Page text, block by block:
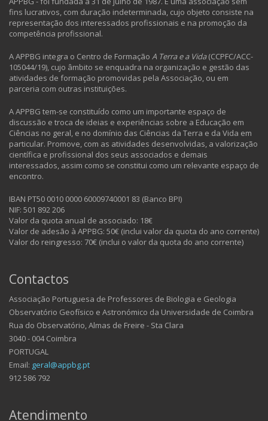
fins lucrativos, com duração indeterminada, cujo objeto consiste na
representação dos interessados profissionais e na promoção da
competência profissional.
A APPBG integra o Centro de Formação A Terra e a Vida(CCPFC/ACC-
105044/19), cujo âmbito se enquadra na organização e gestão das
atividades de formação promovidas pela Associação, ou em
parceria com outras instituições.
A APPBG tem-se constituído como um importante espaço de
discussão e troca de ideias e experiências sobre a Educação em
Ciências no geral, e no domínio das Ciências da Terra e da Vida em
particular. Promove, com as atividades desenvolvidas, a valorização
científica e profissional dos seus associados e demais
interessados, assim como se constitui como um relevante espaço de
encontro.
IBAN PT50 0010 0000 60009740001 83 (Banco BPI)
NIF: 501 892 206
Valor da quota anual de associado: 18€
Valor de adesão à APPBG: 50€ (inclui valor da quota do ano corrente)
Valor do reingresso: 70€ (inclui o valor da quota do ano corrente)
Contactos
Associação Portuguesa de Professores de Biologia e Geologia
Observatório Geofísico e Astronómico da Universidade de Coimbra
Rua do Observatório, Almas de Freire - Sta Clara
3040 - 004 Coimbra
PORTUGAL
Email: geral@appbg.pt
912 586 792
Atendimento